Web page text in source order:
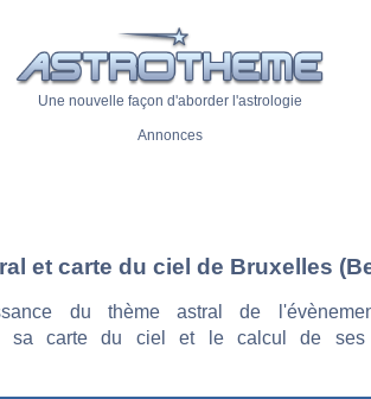
Une nouvelle façon d'aborder l'astrologie
Annonces
et carte du ciel de Bruxelles
du thème astral de
sa carte du ciel et le calcul de ses